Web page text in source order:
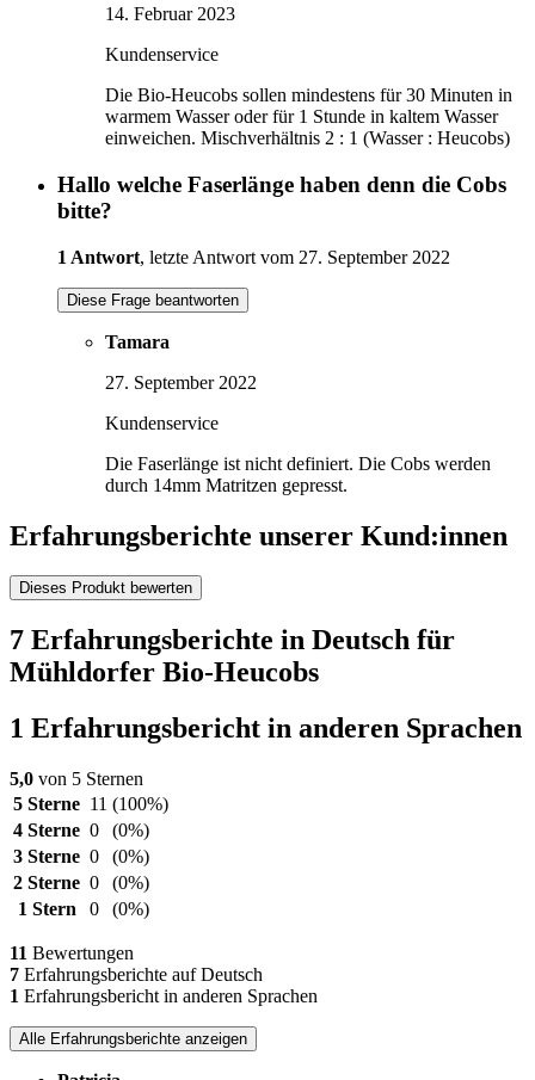
14. Februar 2023
Kundenservice
Die Bio-Heucobs sollen mindestens für 30 Minuten in
warmem Wasser oder für 1 Stunde in kaltem Wasser
einweichen. Mischverhältnis 2 : 1 (Wasser : Heucobs)
Hallo welche Faserlänge haben denn die Cobs
bitte?
1 Antwort, letzte Antwort vom 27. September 2022
Diese Frage beantworten
Tamara
27. September 2022
Kundenservice
Die Faserlänge ist nicht definiert. Die Cobs werden
durch 14mm Matritzen gepresst.
Erfahrungsberichte unserer Kund:innen
Dieses Produkt bewerten
7 Erfahrungsberichte in Deutsch für
Mühldorfer Bio-Heucobs
1 Erfahrungsbericht in anderen Sprachen
5,0 von 5 Sternen
5 Sterne 11 (100%)
4 Sterne 0
(0%)
3 Sterne 0
(0%)
2 Sterne 0
(0%)
1 Stern
0 (0%)
11 Bewertungen
7 Erfahrungsberichte auf Deutsch
1 Erfahrungsbericht in anderen Sprachen
Alle Erfahrungsberichte anzeigen